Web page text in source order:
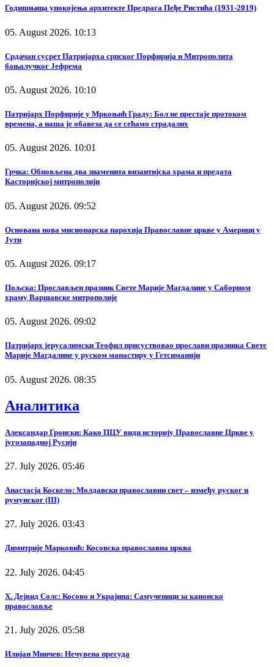
Годишњица упокојења архитекте Предрага Пеђе Ристића (1931-2019)
05. August 2026. 10:13
Срдачан сусрет Патријарха српског Порфирија и Митрополита
бањалучког Јефрема
05. August 2026. 10:10
Патријарх Порфирије у Мркоњић Граду: Бол не престаје протоком
времена, а наша је обавеза да се сећамо страдалих
05. August 2026. 10:01
Грчка: Обновљена два знаменита византијска храма и предата
Касторијској митрополији
05. August 2026. 09:52
Основана нова мисионарска парохија Православне цркве у Америци у
Јути
05. August 2026. 09:17
Пољска: Прослављен празник Свете Марије Магдалине у Саборном
храму Варшавске митрополије
05. August 2026. 09:02
Патријарх јерусалимски Теофил присуствовао прослави празника Свете
Марије Магдалине у руском манастиру у Гетсиманији
05. August 2026. 08:35
Аналитика
Александар Гронски: Како ПЦУ види историју Православне Цркве у
југозападној Русији
27. July 2026. 05:46
Анастасја Коскело: Молдавски православни свет – између руског и
румунског (III)
27. July 2026. 03:43
Димитрије Марковић: Косовска православна црква
22. July 2026. 04:45
Х. Дејвид Солс: Косово и Украјина: Самученици за канонско
православље
21. July 2026. 05:58
Илијан Минчев: Нечувена пресуда